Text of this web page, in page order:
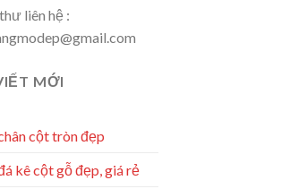
liên hệ :
MỚI
cột tròn đẹp
kê cột gỗ đẹp, giá rẻ